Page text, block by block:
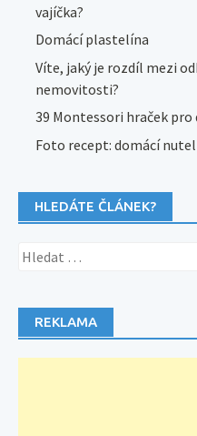
vajíčka?
Domácí plastelína
Víte, jaký je rozdíl mezi
nemovitosti?
39 Montessori hraček
Foto recept: domácí
HLEDÁTE ČLÁNEK?
Vyhledávání
REKLAMA